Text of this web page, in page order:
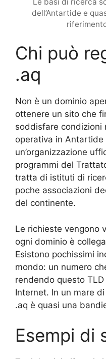
dell’Antartide e
Chi può
.aq
Non è un dominio
ottenere un sito che
soddisfare condizioni
operativa in Antartide
un’organizzazione
programmi del
tratta di istituti di
poche associazioni
del continente.
Le richieste vengono
ogni dominio è
Esistono pochissimi
mondo: un numero
rendendo questo
Internet. In un mare
.aq è quasi una
Esempi di